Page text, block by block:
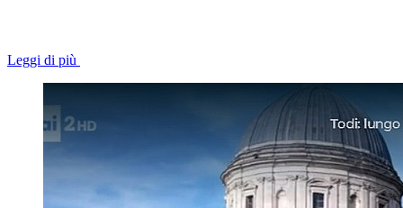
Leggi di più